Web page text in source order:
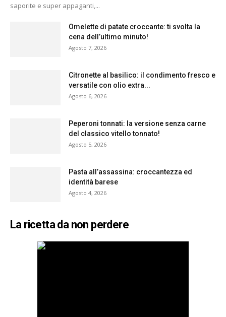
saporite e super appaganti,...
Omelette di patate croccante: ti svolta la
cena dell’ultimo minuto!
Agosto 7, 2026
Citronette al basilico: il condimento fresco e
versatile con olio extra...
Agosto 6, 2026
Peperoni tonnati: la versione senza carne
del classico vitello tonnato!
Agosto 5, 2026
Pasta all’assassina: croccantezza ed
identità barese
Agosto 4, 2026
La ricetta da non perdere